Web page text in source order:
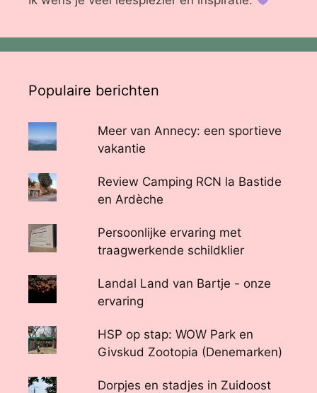
Populaire berichten
Meer van Annecy: een sportieve
vakantie
Review Camping RCN la Bastide
en Ardèche
Persoonlijke ervaring met
traagwerkende schildklier
Landal Land van Bartje - onze
ervaring
HSP op stap: WOW Park en
Givskud Zootopia (Denemarken)
Dorpjes en stadjes in Zuidoost